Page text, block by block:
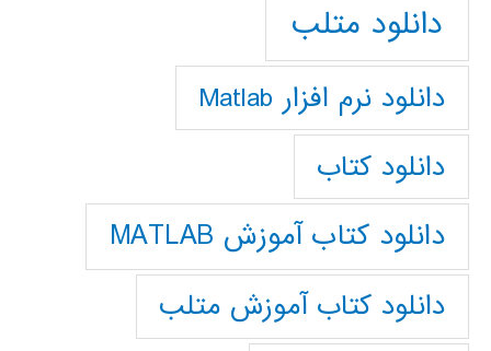
دانلود متلب
دانلود نرم افزار Matlab
دانلود کتاب
دانلود کتاب آموزش MATLAB
دانلود کتاب آموزش متلب